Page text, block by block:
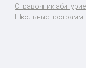
Справочник
Школьные